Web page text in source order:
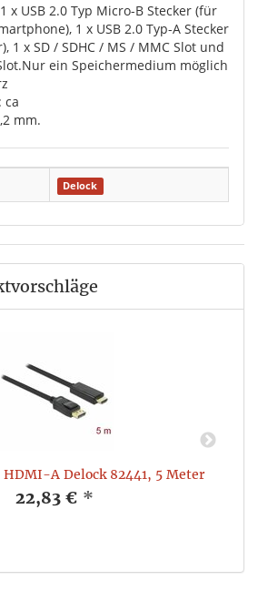
x USB 2.0 Typ Micro-B Stecker (für
1 x USB 2.0 Typ-A Stecker
1 x SD / SDHC / MS / MMC Slot und
ein Speichermedium möglich
ca
mm.
Delock
HDMI-A Delock 82441, 5 Meter
22,83 € *